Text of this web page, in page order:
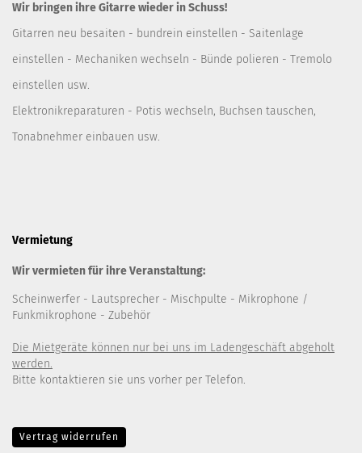
Wir bringen ihre Gitarre wieder in Schuss!
Gitarren neu besaiten - bundrein einstellen - Saitenlage
einstellen - Mechaniken wechseln - Bünde polieren - Tremolo
einstellen usw.
Elektronikreparaturen - Potis wechseln, Buchsen tauschen,
Tonabnehmer einbauen usw.
Vermietung
Wir vermieten für ihre Veranstaltung:
Scheinwerfer - Lautsprecher - Mischpulte - Mikrophone /
Funkmikrophone - Zubehör
Die Mietgeräte können nur bei uns im Ladengeschäft abgeholt
werden.
Bitte kontaktieren sie uns vorher per Telefon.
Vertrag widerrufen